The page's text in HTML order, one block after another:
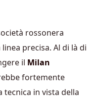
rossonera
precisa. Al di là di
il Milan
fortemente
in vista della